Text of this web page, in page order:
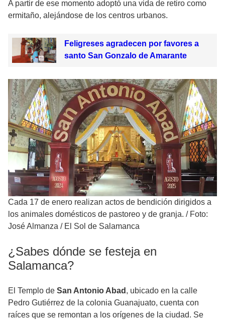
A partir de ese momento adoptó una vida de retiro como
ermitaño, alejándose de los centros urbanos.
Feligreses agradecen por favores a
santo San Gonzalo de Amarante
Cada 17 de enero realizan actos de bendición dirigidos a
los animales domésticos de pastoreo y de granja. / Foto:
José Almanza / El Sol de Salamanca
¿Sabes dónde se festeja en
Salamanca?
El Templo de San Antonio Abad , ubicado en la calle
Pedro Gutiérrez de la colonia Guanajuato, cuenta con
raíces que se remontan a los orígenes de la ciudad. Se